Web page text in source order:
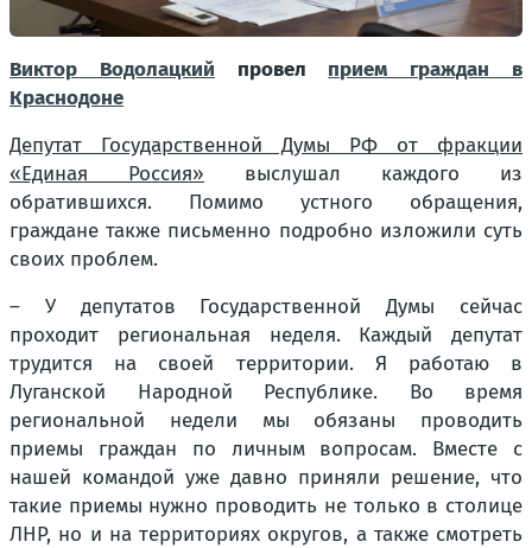
Виктор Водолацкий провел прием граждан в
Краснодоне
Депутат Государственной Думы РФ от фракции
«Единая Россия» выслушал каждого из
обратившихся. Помимо устного обращения,
граждане также письменно подробно изложили суть
своих проблем.
– У депутатов Государственной Думы сейчас
проходит региональная неделя. Каждый депутат
трудится на своей территории. Я работаю в
Луганской Народной Республике. Во время
региональной недели мы обязаны проводить
приемы граждан по личным вопросам. Вместе с
нашей командой уже давно приняли решение, что
такие приемы нужно проводить не только в столице
ЛНР, но и на территориях округов, а также смотреть